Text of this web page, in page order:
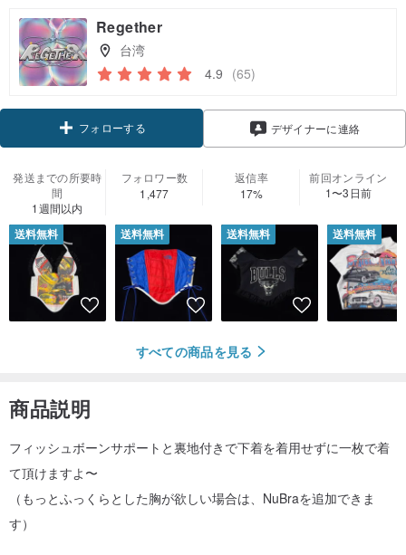
Regether
台湾
4.9 (65)
フォローする デザイナーに連絡
発送までの所要時
間
1週間以内
フォロワー数
1,477
返信率
17%
前回オンライン
1〜3日前
送料無料 送料無料 送料無料 送料無料
すべての商品を見る
商品説明
フィッシュボーンサポートと裏地付きで下着を着用せずに一枚で着
て頂けますよ〜
（もっとふっくらとした胸が欲しい場合は、NuBraを追加できま
す）